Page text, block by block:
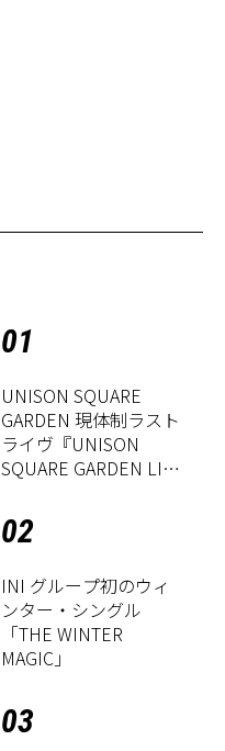
01
UNISON SQUARE
GARDEN 現体制ラスト
ライヴ『UNISON
SQUARE GARDEN LIVE
Period」』レポート
02
INI グループ初のウィ
ンター・シングル
「THE WINTER
MAGIC」
03